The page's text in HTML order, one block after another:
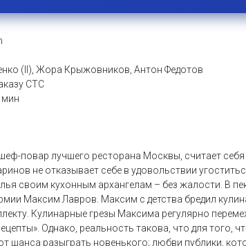
(II), Жора Крыжовников, Антон Федотов
СТС
мин
повар лучшего ресторана Москвы, считает
не отказывает себе в удовольствии
своим кухонным архангелам – без жалости. В
Максим Лавров. Максим с детства бредил
Кулинарные грезы Максима регулярно
Однако, реальность такова, что для
шанса разыграть новенького; любви публики,